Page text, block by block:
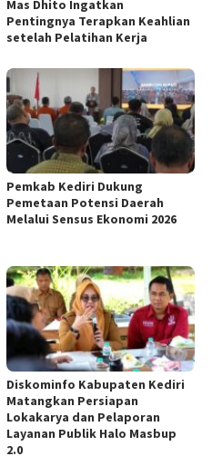
Mas Dhito Ingatkan
Pentingnya Terapkan Keahlian
setelah Pelatihan Kerja
Pemkab Kediri Dukung
Pemetaan Potensi Daerah
Melalui Sensus Ekonomi 2026
Diskominfo Kabupaten Kediri
Matangkan Persiapan
Lokakarya dan Pelaporan
Layanan Publik Halo Masbup
2.0